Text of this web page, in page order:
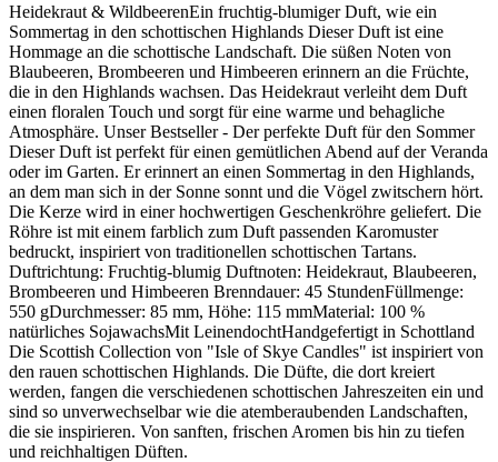
Heidekraut & WildbeerenEin fruchtig-blumiger Duft, wie ein
Sommertag in den schottischen Highlands Dieser Duft ist eine
Hommage an die schottische Landschaft. Die süßen Noten von
Blaubeeren, Brombeeren und Himbeeren erinnern an die Früchte,
die in den Highlands wachsen. Das Heidekraut verleiht dem Duft
einen floralen Touch und sorgt für eine warme und behagliche
Atmosphäre. Unser Bestseller - Der perfekte Duft für den Sommer
Dieser Duft ist perfekt für einen gemütlichen Abend auf der Veranda
oder im Garten. Er erinnert an einen Sommertag in den Highlands,
an dem man sich in der Sonne sonnt und die Vögel zwitschern hört.
Die Kerze wird in einer hochwertigen Geschenkröhre geliefert. Die
Röhre ist mit einem farblich zum Duft passenden Karomuster
bedruckt, inspiriert von traditionellen schottischen Tartans.
Duftrichtung: Fruchtig-blumig Duftnoten: Heidekraut, Blaubeeren,
Brombeeren und Himbeeren Brenndauer: 45 StundenFüllmenge:
550 gDurchmesser: 85 mm, Höhe: 115 mmMaterial: 100 %
natürliches SojawachsMit LeinendochtHandgefertigt in Schottland
Die Scottish Collection von "Isle of Skye Candles" ist inspiriert von
den rauen schottischen Highlands. Die Düfte, die dort kreiert
werden, fangen die verschiedenen schottischen Jahreszeiten ein und
sind so unverwechselbar wie die atemberaubenden Landschaften,
die sie inspirieren. Von sanften, frischen Aromen bis hin zu tiefen
und reichhaltigen Düften.